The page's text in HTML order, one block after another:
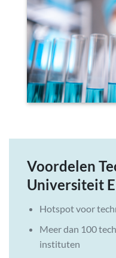
Voordelen
Universiteit
Hotspot voor
Meer dan 100
instituten